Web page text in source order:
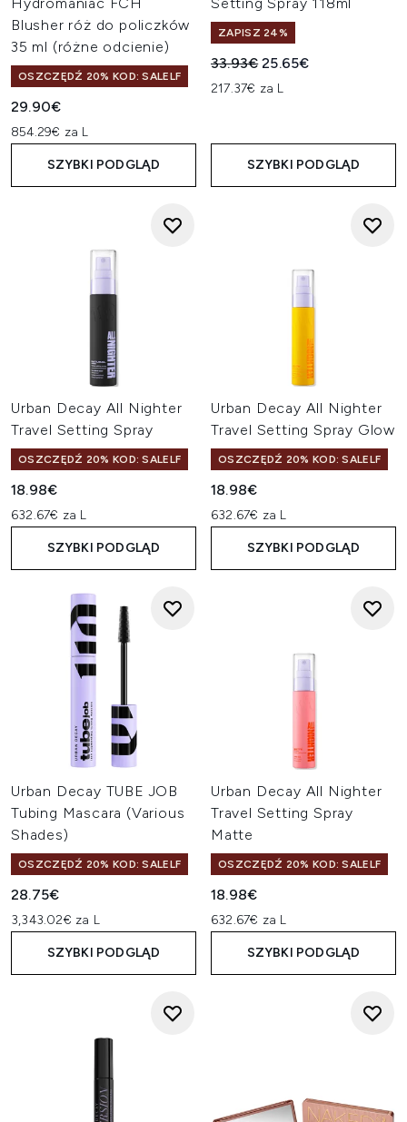
Blusher róż do policzków
35 ml (różne odcienie)
OSZCZĘDŹ 20% KOD: SALELF
29.90€
854.29€ za L
SZYBKI PODGLĄD
ZAPISZ 24%
Sugerowana cena
33.93€Aktualna cena:
25.65€
217.37€ za L
SZYBKI PODGLĄD
Urban Decay All Nighter
Travel Setting Spray
OSZCZĘDŹ 20% KOD: SALELF
18.98€
632.67€ za L
SZYBKI PODGLĄD
Urban Decay All Nighter
Travel Setting Spray Glow
OSZCZĘDŹ 20% KOD: SALELF
18.98€
632.67€ za L
SZYBKI PODGLĄD
Urban Decay TUBE JOB
Tubing Mascara (Various
Shades)
OSZCZĘDŹ 20% KOD: SALELF
28.75€
3,343.02€ za L
SZYBKI PODGLĄD
Urban Decay All Nighter
Travel Setting Spray
Matte
OSZCZĘDŹ 20% KOD: SALELF
18.98€
632.67€ za L
SZYBKI PODGLĄD